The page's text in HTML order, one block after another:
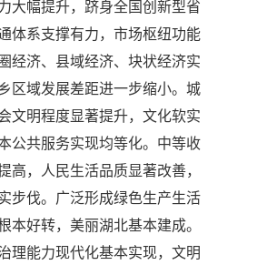
大幅提升，跻身全国创新型省
体系支撑有力，市场枢纽功能
经济、县域经济、块状经济实
区域发展差距进一步缩小。城
文明程度显著提升，文化软实
公共服务实现均等化。中等收
高，人民生活品质显著改善，
步伐。广泛形成绿色生产生活
本好转，美丽湖北基本建成。
理能力现代化基本实现，文明